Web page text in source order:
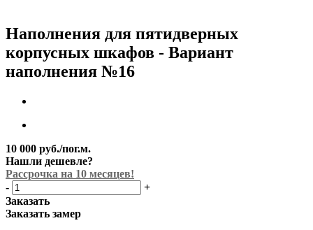
Наполнения для пятидверных
корпусных шкафов - Вариант
наполнения №16
10 000 руб./пог.м.
Нашли дешевле?
Рассрочка на 10 месяцев!
-
+
Заказать
Заказать замер